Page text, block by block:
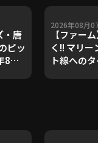
・唐
ピッ
月7
2026年08月
【ファー
く!! マリー
ト線への